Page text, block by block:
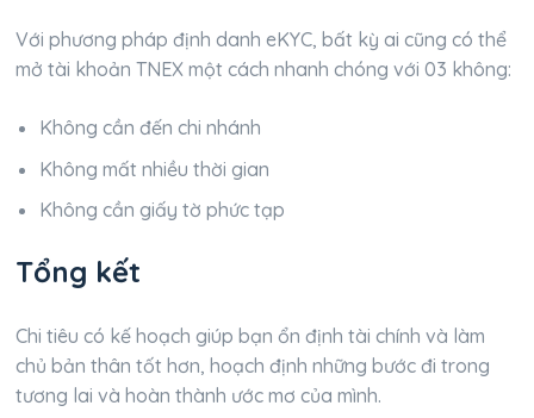
Với phương pháp định danh eKYC, bất kỳ ai cũng có thể
mở tài khoản TNEX một cách nhanh chóng với 03 không:
Không cần đến chi nhánh
Không mất nhiều thời gian
Không cần giấy tờ phức tạp
Tổng kết
Chi tiêu có kế hoạch giúp bạn ổn định tài chính và làm
chủ bản thân tốt hơn, hoạch định những bước đi trong
tương lai và hoàn thành ước mơ của mình.